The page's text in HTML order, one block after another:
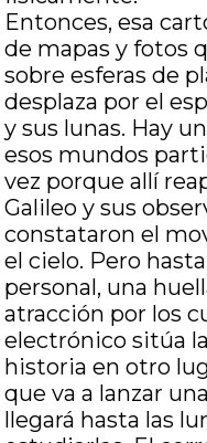
Entonces, esa
de mapas y fotos
sobre esferas de
desplaza por el
y sus lunas. Hay
esos mundos
vez porque allí
Galileo y sus
constataron el
el cielo. Pero
personal, una
atracción por los
electrónico sitúa
historia en otro
que va a lanzar
llegará hasta las